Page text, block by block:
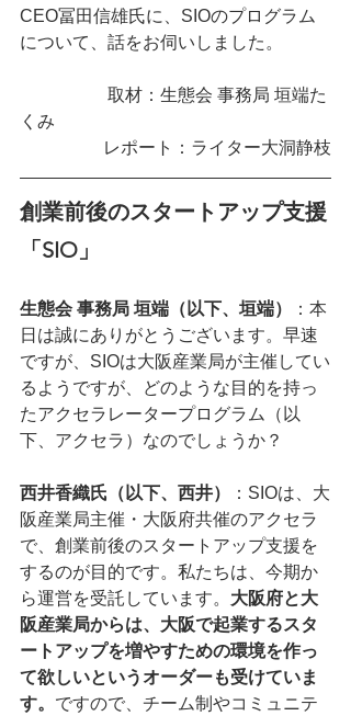
CEO冨田信雄氏に、SIOのプログラム
について、話をお伺いしました。
取材：生態会 事務局 垣端た
くみ
レポート：ライター大洞静枝
創業前後のスタートアップ支援
「SIO」
生態会 事務局 垣端（以下、垣端）
：本
日は誠にありがとうございます。早速
ですが、SIOは大阪産業局が主催してい
るようですが、どのような目的を持っ
たアクセラレータープログラム（以
下、アクセラ）なのでしょうか？
西井香織氏（以下、西井）
：SIOは、大
阪産業局主催・大阪府共催のアクセラ
で、創業前後のスタートアップ支援を
するのが目的です。私たちは、今期か
ら運営を受託しています。 大阪府と大
阪産業局からは、大阪で起業するスタ
ートアップを増やすための環境を作っ
て欲しいというオーダーも受けていま
す。 ですので、チーム制やコミュニテ